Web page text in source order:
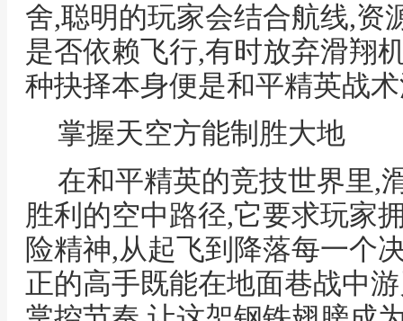
舍,聪明的玩家会结合航线,资
是否依赖飞行,有时放弃滑翔
种抉择本身便是和平精英战
掌握天空方能制胜大地
在和平精英的竞技世界里,
胜利的空中路径,它要求玩家
险精神,从起飞到降落每一个
正的高手既能在地面巷战中